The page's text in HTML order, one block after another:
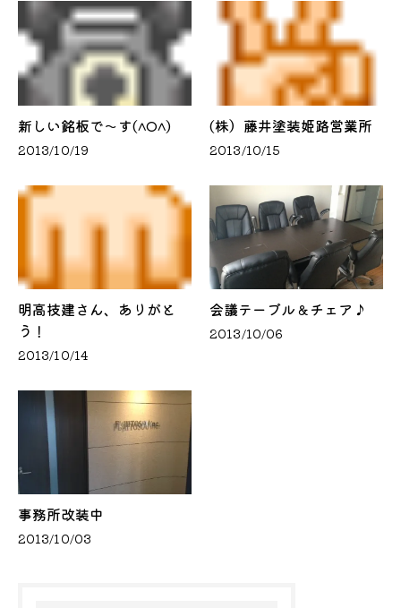
新しい銘板で～す(^O^)
2013/10/19
(株）藤井塗装姫路営業所
2013/10/15
明高技建さん、ありがと
う！
2013/10/14
会議テーブル＆チェア♪
2013/10/06
事務所改装中
2013/10/03